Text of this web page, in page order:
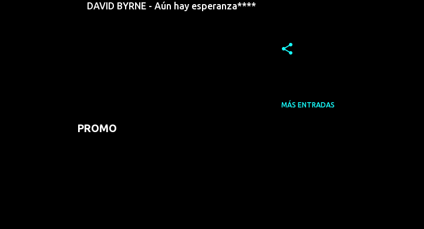
DAVID BYRNE - Aún hay esperanza****
MÁS ENTRADAS
PROMO